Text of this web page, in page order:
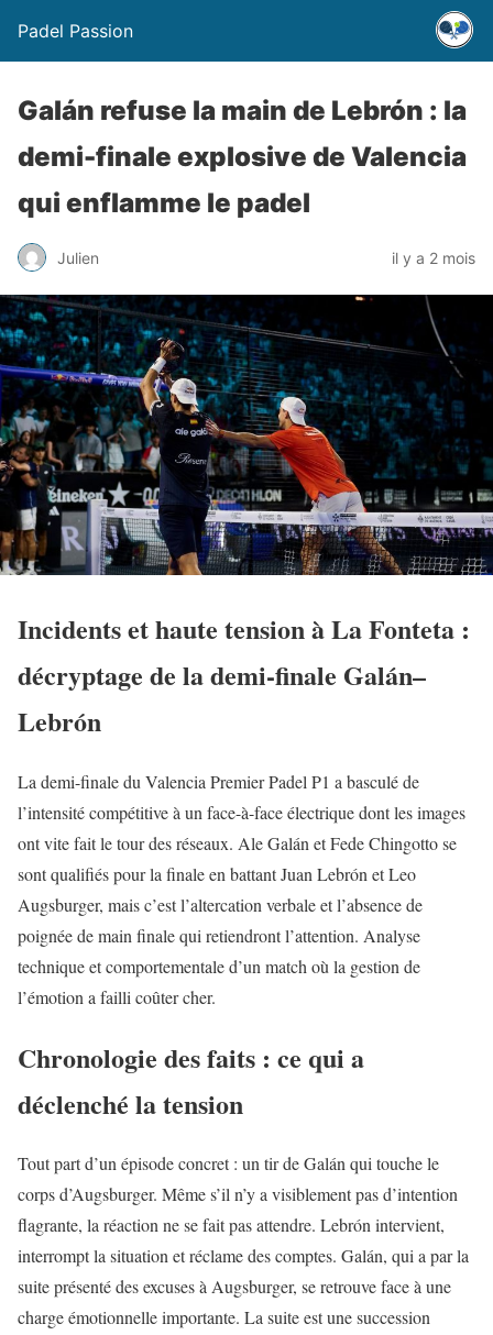
Padel Passion
Galán refuse la main de Lebrón : la
demi-finale explosive de Valencia
qui enflamme le padel
Julien il y a 2 mois
Incidents et haute tension à La Fonteta :
décryptage de la demi-finale Galán–
Lebrón
La demi-finale du Valencia Premier Padel P1 a basculé de
l’intensité compétitive à un face-à-face électrique dont les images
ont vite fait le tour des réseaux. Ale Galán et Fede Chingotto se
sont qualifiés pour la finale en battant Juan Lebrón et Leo
Augsburger, mais c’est l’altercation verbale et l’absence de
poignée de main finale qui retiendront l’attention. Analyse
technique et comportementale d’un match où la gestion de
l’émotion a failli coûter cher.
Chronologie des faits : ce qui a
déclenché la tension
Tout part d’un épisode concret : un tir de Galán qui touche le
corps d’Augsburger. Même s’il n’y a visiblement pas d’intention
flagrante, la réaction ne se fait pas attendre. Lebrón intervient,
interrompt la situation et réclame des comptes. Galán, qui a par la
suite présenté des excuses à Augsburger, se retrouve face à une
charge émotionnelle importante. La suite est une succession